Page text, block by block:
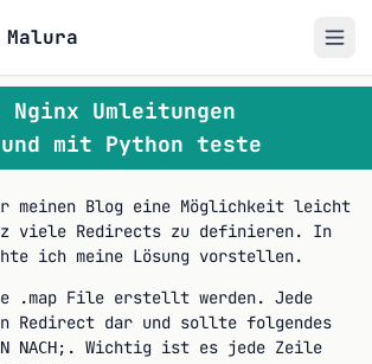
Umleitungen
mit Python teste
meinen Blog eine Möglichkeit leicht
viele Redirects zu definieren. In
ich meine Lösung vorstellen.
.map File erstellt werden. Jede
dar und sollte folgendes
NACH; . Wichtig ist es jede Zeile